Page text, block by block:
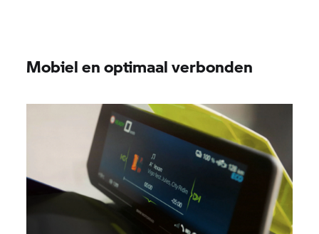
Mobiel en optimaal verbonden